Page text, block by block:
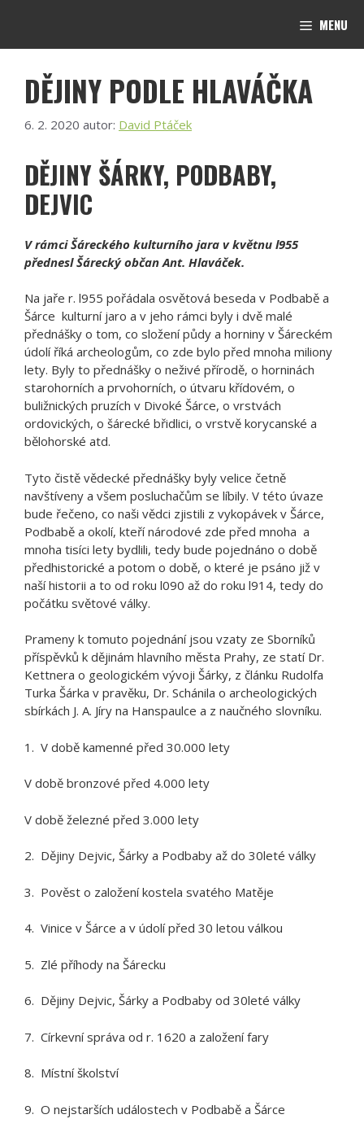
MENU
DĚJINY PODLE HLAVÁČKA
6. 2. 2020 autor: David Ptáček
DĚJINY ŠÁRKY, PODBABY,
DEJVIC
V rámci Šáreckého kulturního jara v květnu l955
přednesl Šárecký občan Ant. Hlaváček.
Na jaře r. l955 pořádala osvětová beseda v Podbabě a
Šárce kulturní jaro a v jeho rámci byly i dvě malé
přednášky o tom, co složení půdy a horniny v Šáreckém
údolí říká archeologům, co zde bylo před mnoha miliony
lety. Byly to přednášky o neživé přírodě, o horninách
starohorních a prvohorních, o útvaru křídovém, o
buližnických pruzích v Divoké Šárce, o vrstvách
ordovických, o šárecké břidlici, o vrstvě korycanské a
bělohorské atd.
Tyto čistě vědecké přednášky byly velice četně
navštíveny a všem posluchačům se líbily. V této úvaze
bude řečeno, co naši vědci zjistili z vykopávek v Šárce,
Podbabě a okolí, kteří národové zde před mnoha a
mnoha tisíci lety bydlili, tedy bude pojednáno o době
předhistorické a potom o době, o které je psáno již v
naší historii a to od roku l090 až do roku l914, tedy do
počátku světové války.
Prameny k tomuto pojednání jsou vzaty ze Sborníků
příspěvků k dějinám hlavního města Prahy, ze statí Dr.
Kettnera o geologickém vývoji Šárky, z článku Rudolfa
Turka Šárka v pravěku, Dr. Schánila o archeologických
sbírkách J. A. Jíry na Hanspaulce a z naučného slovníku.
1. V době kamenné před 30.000 lety
V době bronzové před 4.000 lety
V době železné před 3.000 lety
2. Dějiny Dejvic, Šárky a Podbaby až do 30leté války
3. Pověst o založení kostela svatého Matěje
4. Vinice v Šárce a v údolí před 30 letou válkou
5. Zlé příhody na Šárecku
6. Dějiny Dejvic, Šárky a Podbaby od 30leté války
7. Církevní správa od r. 1620 a založení fary
8. Místní školství
9. O nejstarších událostech v Podbabě a Šárce